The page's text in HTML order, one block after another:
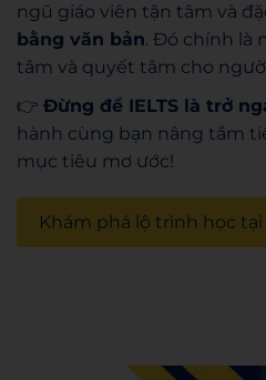
ngũ giáo viên tận tâm và
bằng văn bản. Đó chính là
tâm và quyết tâm cho
👉 Đừng để IELTS là trở
hành cùng bạn nâng tầm
mục tiêu mơ ước!
Khám phá lộ trình học tại